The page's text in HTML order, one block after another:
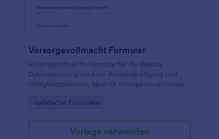
Vorsorgevollmacht Formular
Vorsorgevollmacht-Formular für die digitale
Datensammlung rund um Bevollmächtigung und
Gültigkeitszeitraum, ideal für Privatpersonen sowie
oder Kanzleien, die Angaben sauber erfassen
Go to Category:
Juristische Formulare
Vorlage verwenden